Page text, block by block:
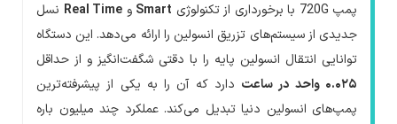
پمپ 720G با برخورداری از تکنولوژی Smart و Real Time نسل
جدیدی از سیستم‌های تزریق انسولین را ارائه می‌دهد. این دستگاه
توانایی انتقال انسولین پایه را با دقتی شگفت‌انگیز و از حداقل
۰.۰۲۵ واحد در ساعت
دارد که آن را به یکی از پیشرفته‌ترین
پمپ‌های انسولین دنیا تبدیل می‌کند. عملکرد چند میلیون باره